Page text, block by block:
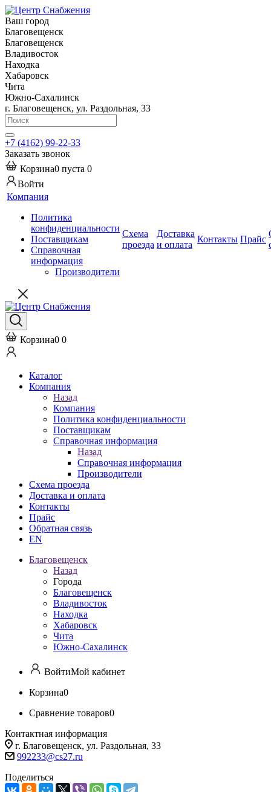
Ваш город
Благовещенск
Благовещенск
Владивосток
Находка
Хабаровск
Чита
Южно-Сахалинск
г. Благовещенск, ул. Раздольная, 33
+7 (4162) 99-22-33
Заказать звонок
Корзина0 пуста 0
Войти
Компания
Политика
конфиденциальности
Поставщикам
Справочная
информация
Производители
Схема
проезда
Доставка
и оплата
Контакты Прайс
Корзина0 0
Каталог
Компания
Назад
Компания
Политика конфиденциальности
Поставщикам
Справочная информация
Назад
Справочная информация
Производители
Схема проезда
Доставка и оплата
Контакты
Прайс
Обратная связь
EN
Благовещенск
Назад
Города
Благовещенск
Владивосток
Находка
Хабаровск
Чита
Южно-Сахалинск
ВойтиМой кабинет
Корзина0
Сравнение товаров0
Контактная информация
г. Благовещенск, ул. Раздольная, 33
992233@cs27.ru
Поделиться